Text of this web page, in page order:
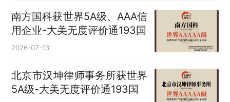
南方国科获世界5A级、AAA信
用企业-大美无度评价通193国
2026-07-13
北京市汉坤律师事务所获世界
5A级-大美无度评价通193国